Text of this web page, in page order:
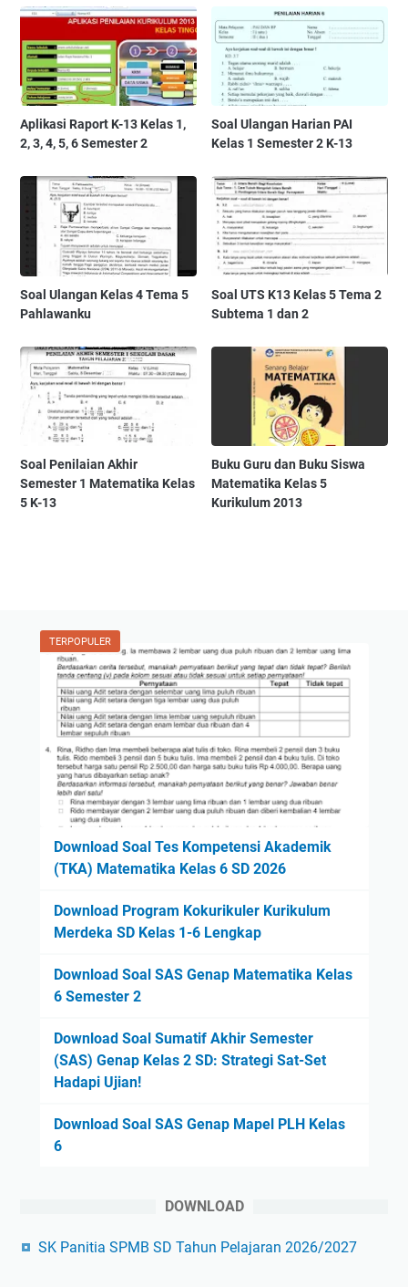
Aplikasi Raport K-13 Kelas 1,
2, 3, 4, 5, 6 Semester 2
Soal Ulangan Harian PAI
Kelas 1 Semester 2 K-13
Soal Ulangan Kelas 4 Tema 5
Pahlawanku
Soal UTS K13 Kelas 5 Tema 2
Subtema 1 dan 2
Soal Penilaian Akhir
Semester 1 Matematika Kelas
5 K-13
Buku Guru dan Buku Siswa
Matematika Kelas 5
Kurikulum 2013
TERPOPULER
Download Soal Tes Kompetensi Akademik
(TKA) Matematika Kelas 6 SD 2026
Download Program Kokurikuler Kurikulum
Merdeka SD Kelas 1-6 Lengkap
Download Soal SAS Genap Matematika Kelas
6 Semester 2
Download Soal Sumatif Akhir Semester
(SAS) Genap Kelas 2 SD: Strategi Sat-Set
Hadapi Ujian!
Download Soal SAS Genap Mapel PLH Kelas
6
DOWNLOAD
SK Panitia SPMB SD Tahun Pelajaran 2026/2027